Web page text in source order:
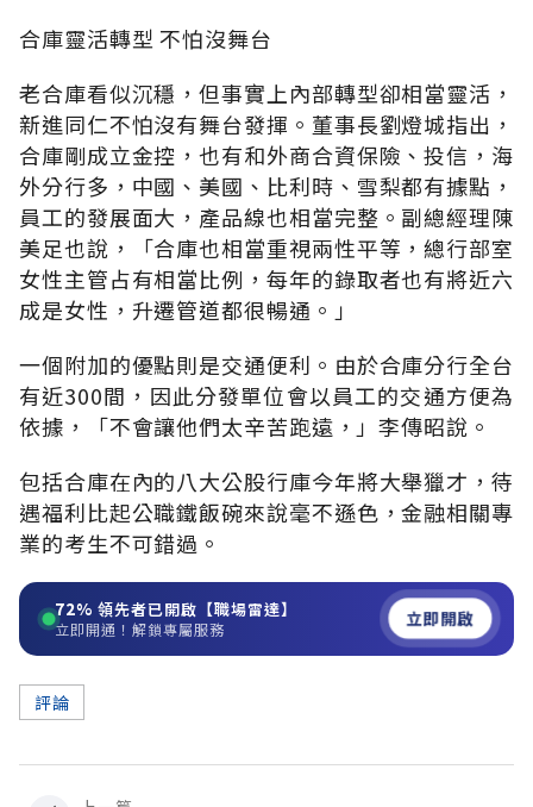
合庫靈活轉型 不怕沒舞台
老合庫看似沉穩，但事實上內部轉型卻相當靈活，
新進同仁不怕沒有舞台發揮。董事長劉燈城指出，
合庫剛成立金控，也有和外商合資保險、投信，海
外分行多，中國、美國、比利時、雪梨都有據點，
員工的發展面大，產品線也相當完整。副總經理陳
美足也說，「合庫也相當重視兩性平等，總行部室
女性主管占有相當比例，每年的錄取者也有將近六
成是女性，升遷管道都很暢通。」
一個附加的優點則是交通便利。由於合庫分行全台
有近300間，因此分發單位會以員工的交通方便為
依據，「不會讓他們太辛苦跑遠，」李傳昭說。
包括合庫在內的八大公股行庫今年將大舉獵才，待
遇福利比起公職鐵飯碗來說毫不遜色，金融相關專
業的考生不可錯過。
72% 領先者已開啟【職場雷達】
立即開通！解鎖專屬服務 立即開啟
評論